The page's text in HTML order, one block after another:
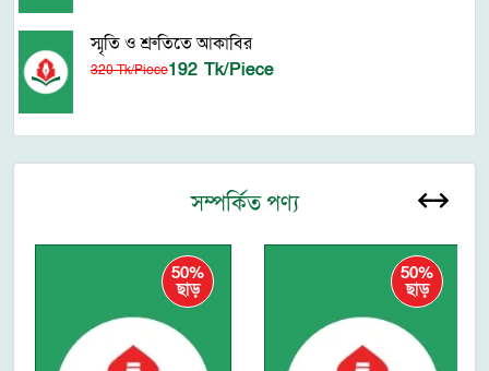
স্মৃতি ও শ্রুতিতে আকাবির
320 Tk/Piece192 Tk/Piece
সম্পর্কিত পণ্য
50%
ছাড়
50%
ছাড়